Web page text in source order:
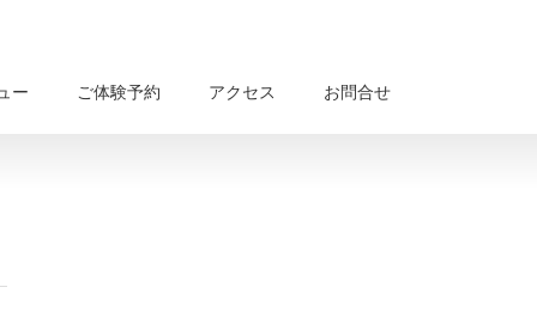
ー ご体験予約 アクセス お問合せ